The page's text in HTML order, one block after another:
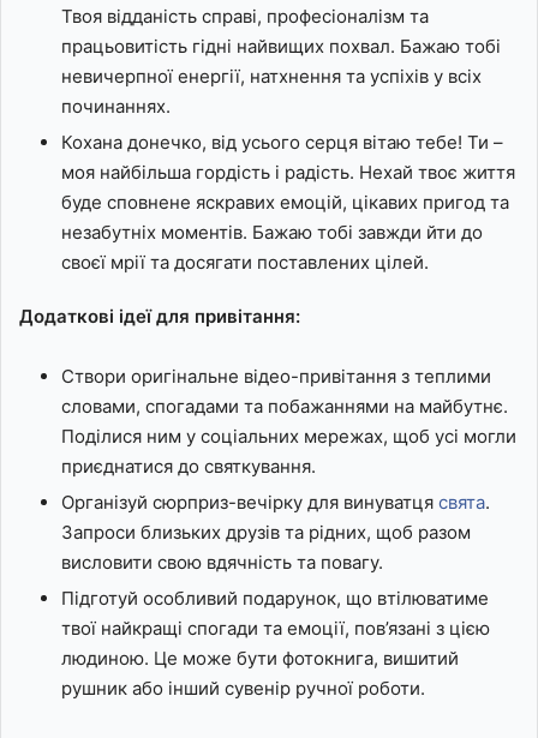
Твоя відданість справі, професіоналізм та
працьовитість гідні найвищих похвал. Бажаю тобі
невичерпної енергії, натхнення та успіхів у всіх
починаннях.
Кохана донечко, від усього серця вітаю тебе! Ти –
моя найбільша гордість і радість. Нехай твоє життя
буде сповнене яскравих емоцій, цікавих пригод та
незабутніх моментів. Бажаю тобі завжди йти до
своєї мрії та досягати поставлених цілей.
Додаткові ідеї для привітання:
Створи оригінальне відео-привітання з теплими
словами, спогадами та побажаннями на майбутнє.
Поділися ним у соціальних мережах, щоб усі могли
приєднатися до святкування.
Організуй сюрприз-вечірку для винуватця свята.
Запроси близьких друзів та рідних, щоб разом
висловити свою вдячність та повагу.
Підготуй особливий подарунок, що втілюватиме
твої найкращі спогади та емоції, пов’язані з цією
людиною. Це може бути фотокнига, вишитий
рушник або інший сувенір ручної роботи.